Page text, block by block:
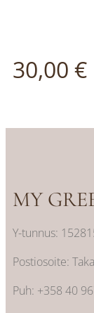
30,00 €
MY
Y-tunnus:
Postiosoite:
Puh: +358 40